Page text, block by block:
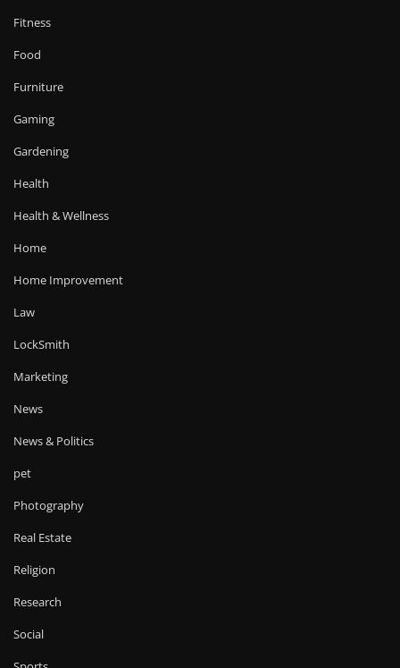
Fitness
Food
Furniture
Gaming
Gardening
Health
Health & Wellness
Home
Home Improvement
Law
LockSmith
Marketing
News
News & Politics
pet
Photography
Real Estate
Religion
Research
Social